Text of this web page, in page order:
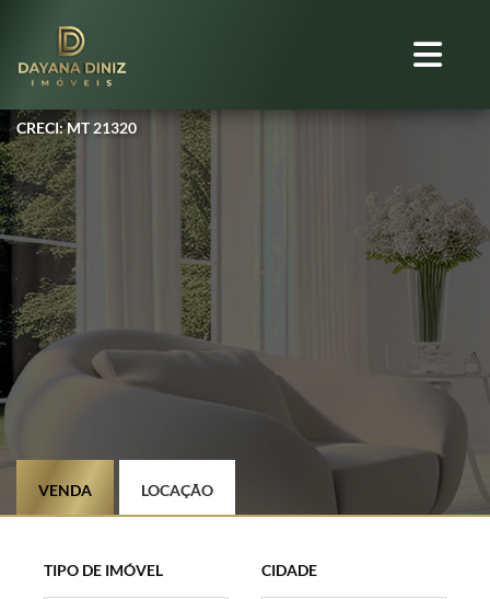
CRECI: MT 21320
VENDA LOCAÇÃO
TIPO DE IMÓVEL CIDADE